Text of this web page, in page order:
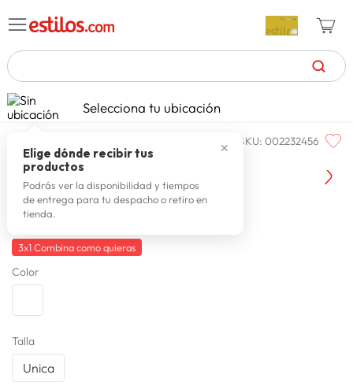
TÉRMINOS MÁS BUSCADOS
1. celulares
2. zapatillas mujer
3. zapatillas hombre
4. moda
tv
7.
8.
9.
10. spiderman
Selecciona tu ubicación
✕
Elige dónde recibir tus
productos
Podrás ver la disponibilidad y tiempos
de entrega para tu despacho o retiro en
tienda.
moda y accesorios mujer
SKU:002232456
Aretes Mujer One Step Carla
S/17.90
3x1 Combina como quieras
Color
Talla
Unica